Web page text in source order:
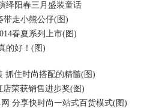
绎阳春三月盛装童话
走小熊公仔(图)
春夏系列上市(图)
的好！(图)
抓住时尚搭配的精髓(图)
荣获销售进步奖(图)
分享快时尚一站式百货模式(图)